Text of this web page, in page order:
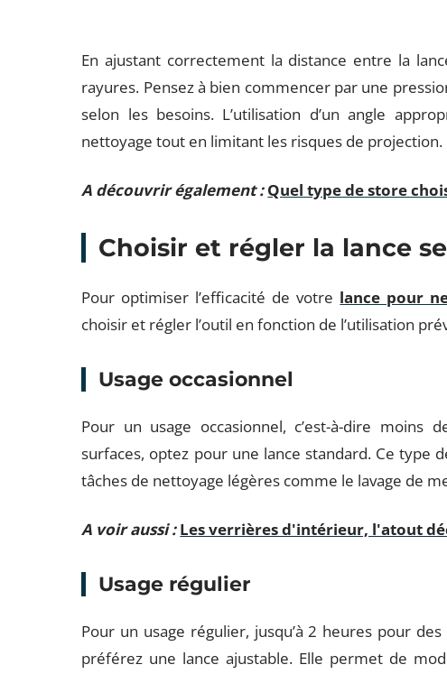
En ajustant correctement la distance entre la
rayures. Pensez à bien commencer par une
selon les besoins. L’utilisation d’un angle
nettoyage tout en limitant les risques de projection.
A découvrir également : Quel type de store
Choisir et régler la lance
Pour optimiser l’efficacité de votre lance pour
choisir et régler l’outil en fonction de l’utilisation
Usage occasionnel
Pour un usage occasionnel, c’est-à-dire
surfaces, optez pour une lance standard. Ce type
tâches de nettoyage légères comme le lavage de
A voir aussi : Les verrières d'intérieur, l'atout
Usage régulier
Pour un usage régulier, jusqu’à 2 heures pour
préférez une lance ajustable. Elle permet de